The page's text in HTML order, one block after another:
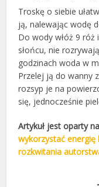
Troskę o siebie
ją, nalewając wodę
Do wody włóż 9 róż
słońcu, nie
godzinach woda w
Przelej ją do wanny
rozsyp je na
się, jednocześnie
Artykuł jest oparty
wykorzystać
rozkwitania